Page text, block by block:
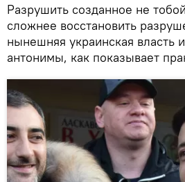
Разрушить созданное не
сложнее восстановить
нынешняя украинская власть
антонимы, как показывает